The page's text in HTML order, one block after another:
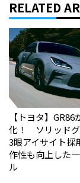
RELATED
【トヨタ】
化！ ソリッドグ
3眼アイサイト採
作性も向上した
ル